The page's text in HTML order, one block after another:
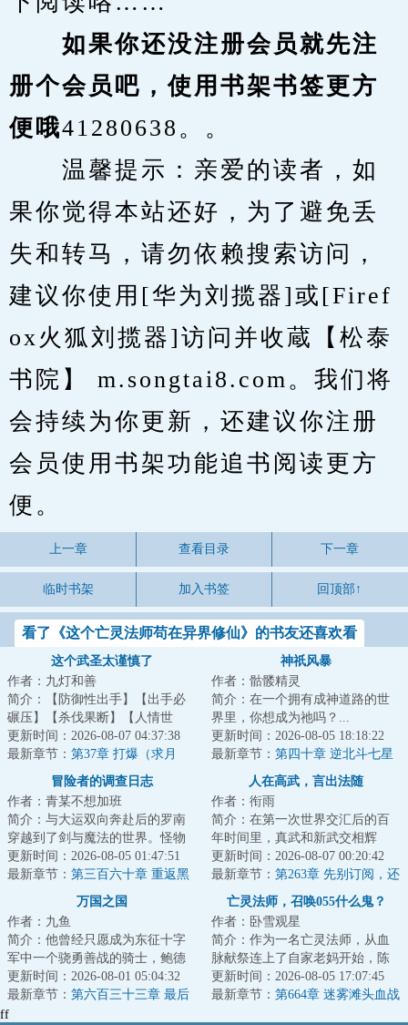
如果你还没注册会员就先注
册个会员吧，使用书架书签更方
便哦41280638。。
温馨提示：亲爱的读者，如
果你觉得本站还好，为了避免丢
失和转马，请勿依赖搜索访问，
建议你使用[华为刘揽器]或[Firef
ox火狐刘揽器]访问并收蔵【松泰
书院】 m.songtai8.com。我们将
会持续为你更新，还建议你注册
会员使用书架功能追书阅读更方
便。
上一章 查看目录 下一章
临时书架 加入书签 回顶部↑
看了《这个亡灵法师苟在异界修仙》的书友还喜欢看
这个武圣太谨慎了
作者：九灯和善
简介：【防御性出手】【出手必
碾压】【杀伐果断】【人情世
故】“我真不惹事，只是防御性先
下手为强。”穿...
更新时间：2026-08-07 04:37:38
最新章节： 第37章 打爆（求月
神祇风暴
作者：骷髅精灵
简介：在一个拥有成神道路的世
界里，你想成为祂吗？...
更新时间：2026-08-05 18:18:22
最新章节： 第四十章 逆北斗七星
冒险者的调查日志
作者：青某不想加班
简介：与大运双向奔赴后的罗南
穿越到了剑与魔法的世界。怪物
和人类，魔法力量与蒸汽朋克，
甚至是龙与神在...
更新时间：2026-08-05 01:47:51
最新章节： 第三百六十章 重返黑
人在高武，言出法随
作者：衔雨
简介：在第一次世界交汇后的百
年时间里，真武和新武交相辉
映，异界的神灵和现界的强人层
出不穷。“就比如...
更新时间：2026-08-07 00:20:42
最新章节： 第263章 先别订阅，还
没写完
万国之国
作者：九鱼
简介：他曾经只愿成为东征十字
军中一个骁勇善战的骑士，鲍德
温四世麾下一个忠诚的臣子，只
为捍卫圣地与民...
更新时间：2026-08-01 05:04:32
最新章节： 第六百三十三章 最后
一战（完结）大完结！
亡灵法师，召唤055什么鬼？
作者：卧雪观星
简介：作为一名亡灵法师，从血
脉献祭连上了自家老妈开始，陈
默的画风就彻底走歪了。别人召
唤僵尸，我家骷...
更新时间：2026-08-05 17:07:45
最新章节： 第664章 迷雾滩头血战
ff